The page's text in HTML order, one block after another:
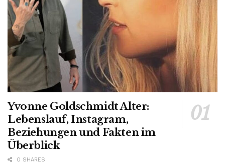
Yvonne Goldschmidt Alter:
Lebenslauf, Instagram,
Beziehungen und Fakten im
Überblick
0 SHARES